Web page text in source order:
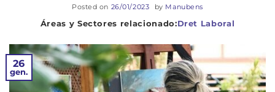
Dret Laboral
Posted on 26/01/2023 by Manubens
26
gen.